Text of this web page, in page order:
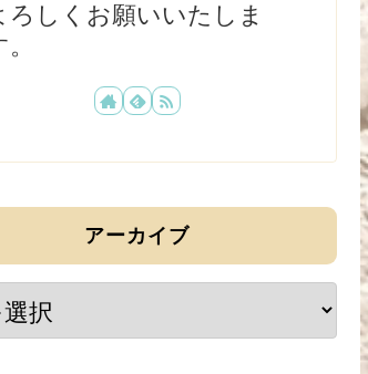
ろしくお願いいたしま
アーカイブ